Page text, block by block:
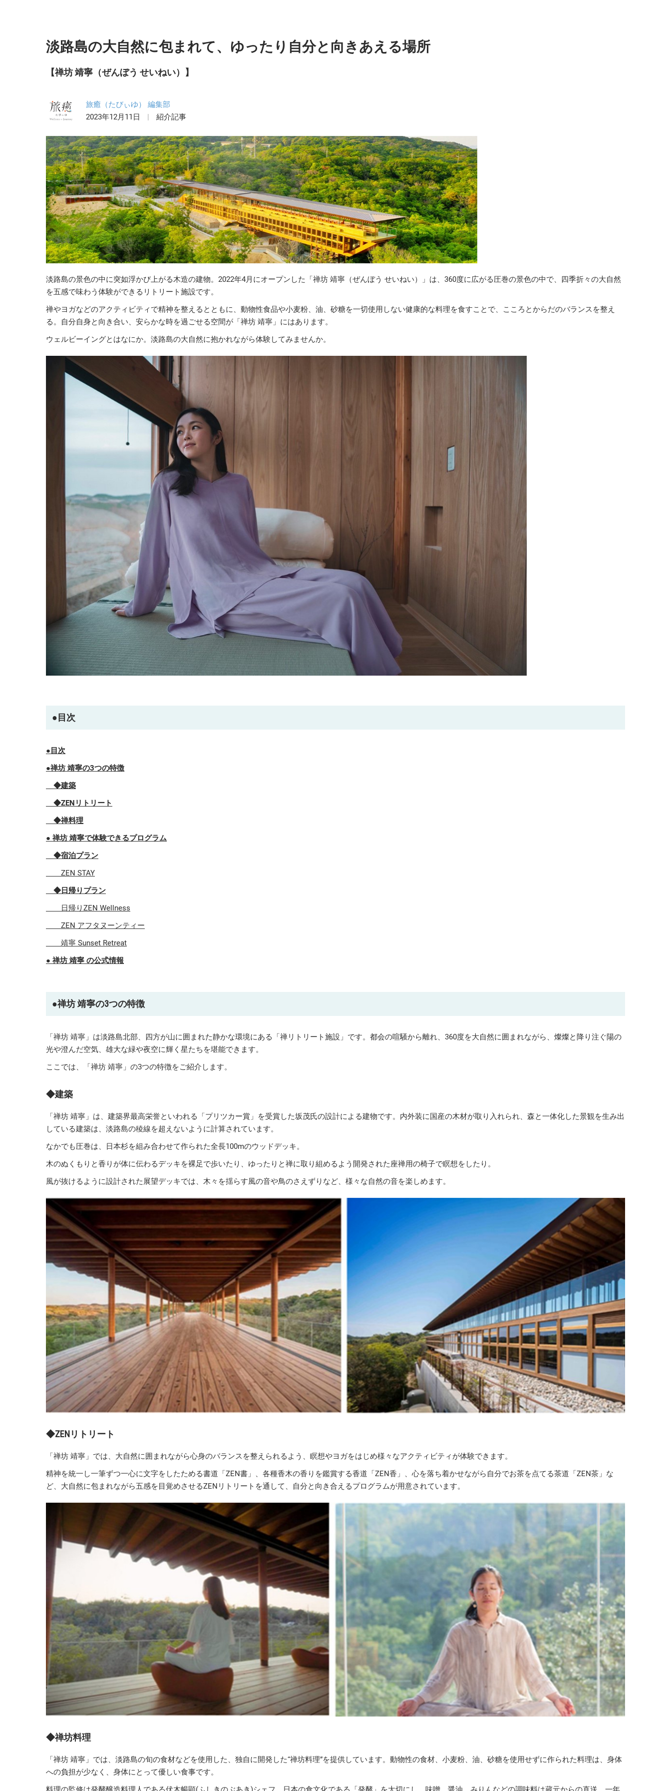
淡路島の大自然に包まれて、ゆったり自分と向きあえる場所
【禅坊 靖寧（ぜんぼう せいねい）】
旅癒（たびぃゆ） 編集部
2023年12月11日
紹介記事
淡路島の景色の中に突如浮かび上がる木造の建物。2022年4月にオープンした「禅坊 靖寧（ぜんぼう せいねい）」は、360度に広がる圧巻の景色の中で、四季折々の大自然
を五感で味わう体験ができるリトリート施設です。
禅やヨガなどのアクティビティで精神を整えるとともに、動物性食品や小麦粉、油、砂糖を一切使用しない健康的な料理を食すことで、こころとからだのバランスを整え
る。自分自身と向き合い、安らかな時を過ごせる空間が「禅坊 靖寧」にはあります。
ウェルビーイングとはなにか。淡路島の大自然に抱かれながら体験してみませんか。
●目次
● 目次
●禅坊 靖寧の3つの特徴
◆建築
◆ZENリトリート
◆禅料理
● 禅坊 靖寧で体験できるプログラム
◆宿泊プラン
ZEN STAY
◆日帰りプラン
日帰りZEN Wellness
ZEN アフタヌーンティー
靖寧 Sunset Retreat
● 禅坊 靖寧 の公式情報
●禅坊 靖寧の3つの特徴
「禅坊 靖寧」は淡路島北部、四方が山に囲まれた静かな環境にある「禅リトリート施設」です。都会の喧騒から離れ、360度を大自然に囲まれながら、燦燦と降り注ぐ陽の
光や澄んだ空気、雄大な緑や夜空に輝く星たちを堪能できます。
ここでは、「禅坊 靖寧」の3つの特徴をご紹介します。
◆建築
「禅坊 靖寧」は、建築界最高栄誉といわれる「プリツカー賞」を受賞した坂茂氏の設計による建物です。内外装に国産の木材が取り入れられ、森と一体化した景観を生み出
している建築は、淡路島の稜線を超えないように計算されています。
なかでも圧巻は、日本杉を組み合わせて作られた全長100mのウッドデッキ。
木のぬくもりと香りが体に伝わるデッキを裸足で歩いたり、ゆったりと禅に取り組めるよう開発された座禅用の椅子で瞑想をしたり。
風が抜けるように設計された展望デッキでは、木々を揺らす風の音や鳥のさえずりなど、様々な自然の音を楽しめます。
◆ZENリトリート
「禅坊 靖寧」では、大自然に囲まれながら心身のバランスを整えられるよう、瞑想やヨガをはじめ様々なアクティビティが体験できます。
精神を統一し一筆ずつ一心に文字をしたためる書道「ZEN書」、各種香木の香りを鑑賞する香道「ZEN香」、心を落ち着かせながら自分でお茶を点てる茶道「ZEN茶」な
ど、大自然に包まれながら五感を目覚めさせるZENリトリートを通して、自分と向き合えるプログラムが用意されています。
◆禅坊料理
「禅坊 靖寧」では、淡路島の旬の食材などを使用した、独自に開発した“禅坊料理”を提供しています。動物性の食材、小麦粉、油、砂糖を使用せずに作られた料理は、身体
への負担が少なく、身体にとって優しい食事です。